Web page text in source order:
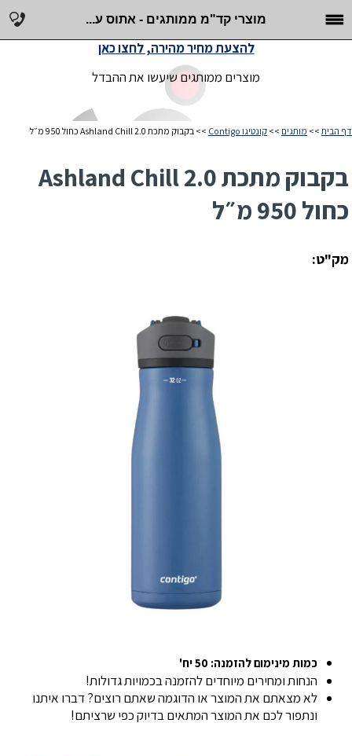
מוצרי קד"מ ממותגים - אתוס ע...
מוצרים ממותגים שיעשו את ההבדל
להצעת מחיר מהירה, לחצו כאן
דף הבית >> מותגים >> קונטיגו Contigo >> בקבוק מתכת Ashland Chill 2.0 כחול 950 מ״ל
בקבוק מתכת Ashland Chill 2.0
כחול 950 מ״ל
מק"ט:
כמות מינימום להזמנה: 50 יח'
הנחות ומחירים מיוחדים להזמנה בכמויות גדולות!
לא מצאתם את המוצר או הדוגמה שאתם רוצים? דברו איתנו
ונתפור לכם את המוצר המתאים בדיוק כפי שרציתם!